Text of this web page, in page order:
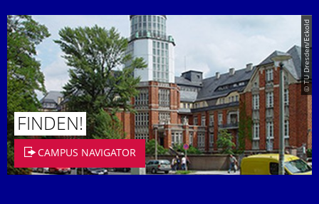
© TU Dresden/Eckold
FINDEN!
CAMPUS NAVIGATOR